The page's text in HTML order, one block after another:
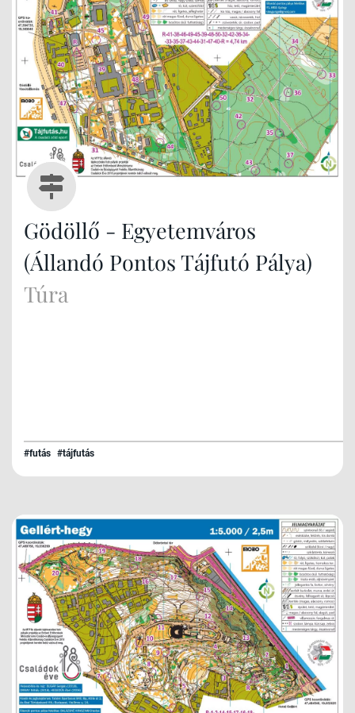
Gödöllő - Egyetemváros
(Állandó Pontos Tájfutó Pálya)
Túra
#futás #tájfutás